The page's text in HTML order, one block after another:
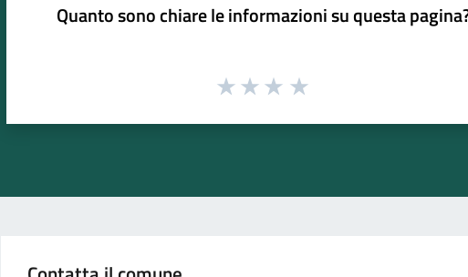
Quanto sono chiare le informazioni su questa